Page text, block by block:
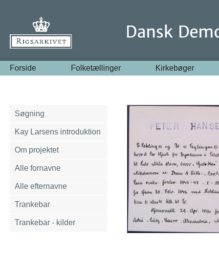
Forside Folketællinger Kirkebøger
Søgning
Kay Larsens introduktion
Om projektet
Alle fornavne
Alle efternavne
Trankebar
Trankebar - kilder